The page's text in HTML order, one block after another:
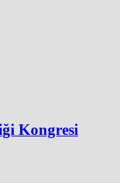
Kongresi